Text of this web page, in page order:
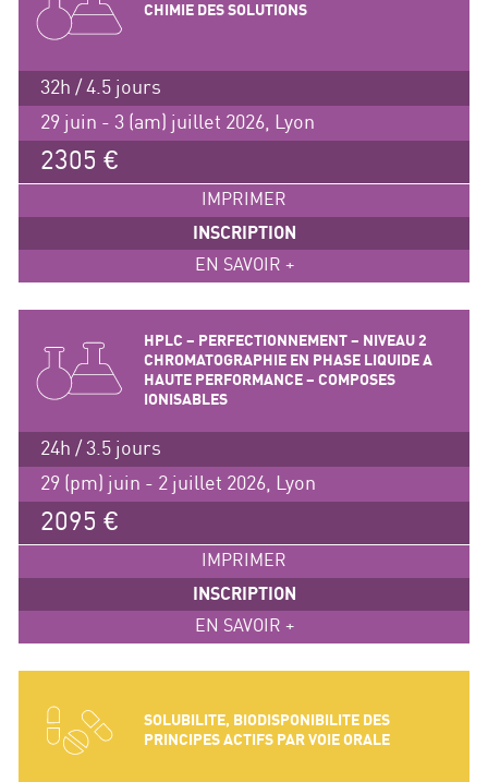
CHIMIE DES SOLUTIONS
32h / 4.5 jours
29 juin - 3 (am) juillet 2026, Lyon
2305 €
IMPRIMER
INSCRIPTION
EN SAVOIR +
HPLC – PERFECTIONNEMENT – NIVEAU 2
CHROMATOGRAPHIE EN PHASE LIQUIDE A
HAUTE PERFORMANCE – COMPOSES
IONISABLES
24h / 3.5 jours
29 (pm) juin - 2 juillet 2026, Lyon
2095 €
IMPRIMER
INSCRIPTION
EN SAVOIR +
SOLUBILITE, BIODISPONIBILITE DES
PRINCIPES ACTIFS PAR VOIE ORALE